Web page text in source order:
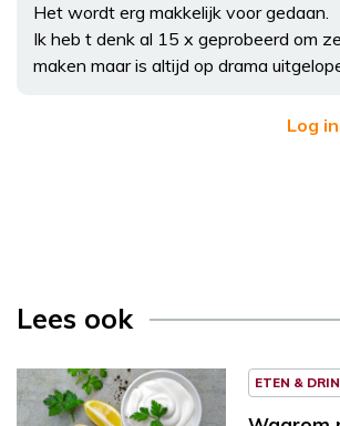
Het wordt erg makkelijk voor gedaan.
Ik heb t denk al 15 x geprobeerd om
maken maar is altijd op drama
Log
Lees ook
ETEN &